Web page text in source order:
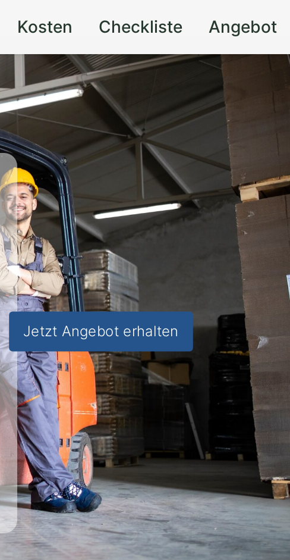
Kosten Checkliste Angebot
Jetzt Angebot erhalten